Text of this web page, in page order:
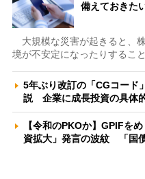
備えておきた
大規模な災害が起きると、
境が不安定になったりするこ
5年ぶり改訂の「CGコード
説 企業に成長投資の具体
【令和のPKOか】GPIFを
資拡大」発言の波紋 「国